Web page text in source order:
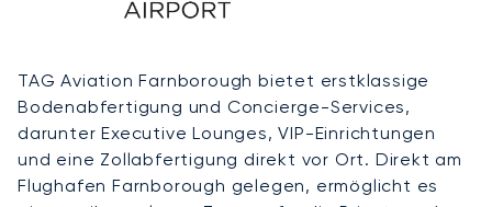
TAG Aviation Farnborough bietet erstklassige
Bodenabfertigung und Concierge-Services,
darunter Executive Lounges, VIP-Einrichtungen
und eine Zollabfertigung direkt vor Ort. Direkt am
Flughafen Farnborough gelegen, ermöglicht es